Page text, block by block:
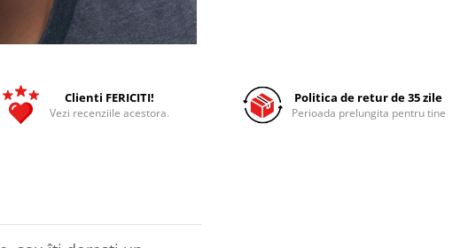
Clienti FERICITI!
Vezi recenziile acestora.
Politica de retur de 35 zile
Perioada prelungita pentru tine